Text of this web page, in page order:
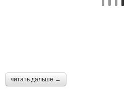
читать дальше →